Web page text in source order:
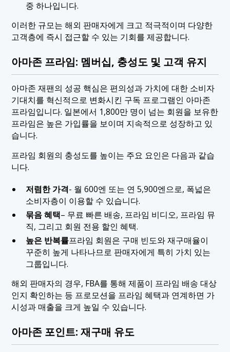
중 하나입니다.
이러한 규모는 해외 판매자에게 크고 적극적이며 다양한
고객층에 즉시 접근할 수 있는 기회를 제공합니다.
아마존 프라임: 멤버십, 충성도 및 고객 유지
아마존 재팬의 성공 핵심은 편의성과 가치에 대한 소비자
기대치를 혁신적으로 변화시킨 구독 프로그램인 아마존
프라임입니다. 일본에서 1,800만 명이 넘는 회원을 보유한
프라임은 높은 가입률을 보이며 지속적으로 성장하고 있
습니다.
프라임 회원의 충성도를 높이는 주요 요인은 다음과 같습
니다.
저렴한 가격- 월 600엔 또는 연 5,900엔으로, 폭넓은
소비자층이 이용할 수 있습니다.
묶음 혜택– 무료 빠른 배송, 프라임 비디오, 프라임 뮤
직, 그리고 회원 전용 할인 혜택.
높은 반복률프라임 회원은 구매 빈도와 재구매율이
꾸준히 높게 나타나므로 판매자에게 특히 가치 있는
그룹입니다.
해외 판매자의 경우, FBA를 통해 제품이 프라임 배송 대상
인지 확인하는 등 프로모션을 프라임 혜택과 연계하면 가
시성과 매출을 크게 높일 수 있습니다.
아마존 포인트: 재구매 유도